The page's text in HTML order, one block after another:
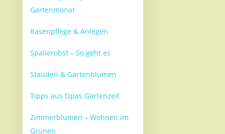
Gartenmonat
Rasenpflege & Anlegen
Spalierobst – So geht es
Stauden & Gartenblumen
Tipps aus Opas Gartenzeit
Zimmerblumen – Wohnen im
Grünen